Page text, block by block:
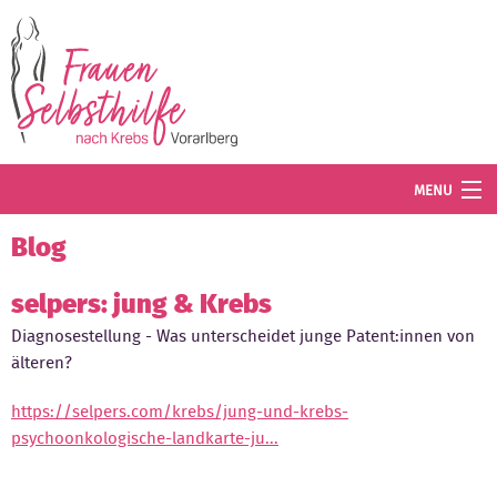
MENU
Termine
Angebot
Der Verein
Blog
selpers: jung & Krebs
Diagnosestellung - Was unterscheidet junge Patent:innen von
älteren?
https://selpers.com/krebs/jung-und-krebs-
psychoonkologische-landkarte-ju...